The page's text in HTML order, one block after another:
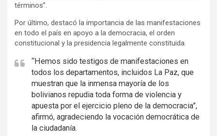
i
s
e
m
e
n
t
:
términos”.
Por último, destacó la importancia de las manifestaciones
en todo el país en apoyo a la democracia, el orden
constitucional y la presidencia legalmente constituida.
“Hemos sido testigos de manifestaciones en
todos los departamentos, incluidos La Paz, que
muestran que la inmensa mayoría de los
bolivianos repudia toda forma de violencia y
apuesta por el ejercicio pleno de la democracia”,
afirmó, agradeciendo la vocación democrática de
la ciudadanía.